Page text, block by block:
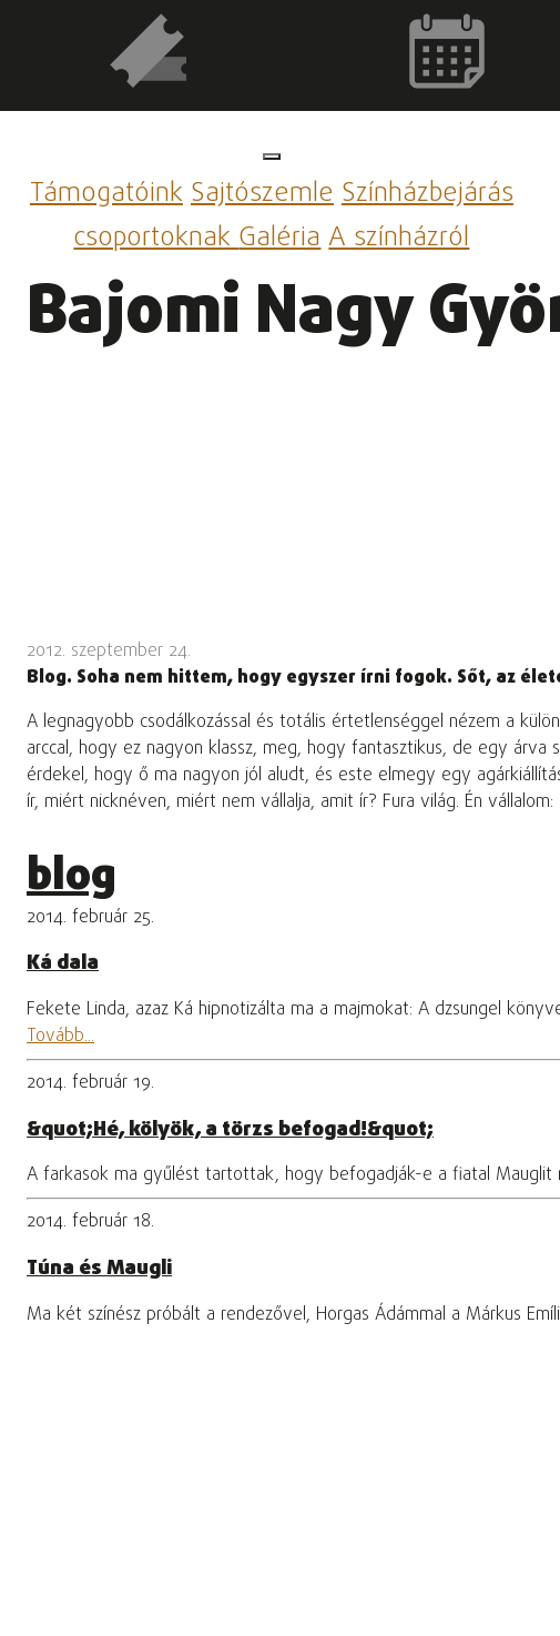
TámogatóinkSajtószemleSzínházbejárás
csoportoknakGalériaA színházról
Bajomi Nagy
2012. szeptember 24.
Blog. Soha nem hittem, hogy egyszer írni fogok. Sőt, az
A legnagyobb csodálkozással és totális értetlenséggel nézem a
arccal, hogy ez nagyon klassz, meg, hogy fantasztikus, de egy
érdekel, hogy ő ma nagyon jól aludt, és este elmegy egy
ír, miért nicknéven, miért nem vállalja, amit ír? Fura világ. Én
blog
2014. február 25.
Ká dala
Fekete Linda, azaz Ká hipnotizálta ma a majmokat: A dzsungel
Tovább...
2014. február 19.
&quot;Hé, kölyök, a törzs befogad!&quot;
A farkasok ma gyűlést tartottak, hogy befogadják-e a fiatal
2014. február 18.
Túna és Maugli
Ma két színész próbált a rendezővel, Horgas Ádámmal a Márkus